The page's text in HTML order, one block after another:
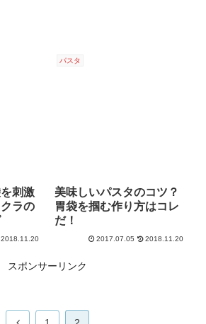
刺激
ラの
パスタ
美味しいパスタのコツ？
胃袋を掴む作り方はコレ
だ！
2017.07.05 2018.11.20
スポンサーリンク